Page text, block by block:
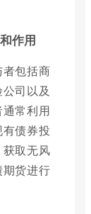
作用
包括商
司以及
常利用
债券投
取无风
货进行